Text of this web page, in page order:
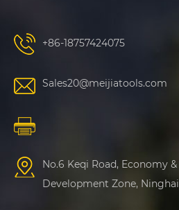
+86-18757424075
Sales20@meijiatools.com
No.6 Keqi Road, Economy
Development Zone,